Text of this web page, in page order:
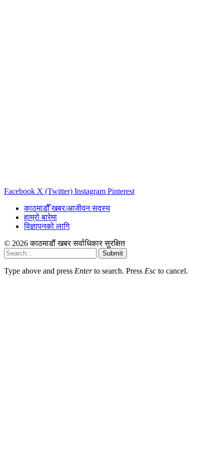
Facebook X (Twitter) Instagram Pinterest
काठमाडौँ खबर/आजीवन सदस्य
हाम्रो बारेमा
विज्ञापनको लागि
© 2026 काठमाडौं खबर सर्वाधिकार सुरक्षित
Submit
Type above and press Enterto search. Press Esc to cancel.